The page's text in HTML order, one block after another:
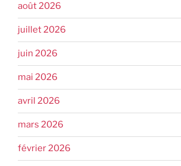
août 2026
juillet 2026
juin 2026
mai 2026
avril 2026
mars 2026
février 2026